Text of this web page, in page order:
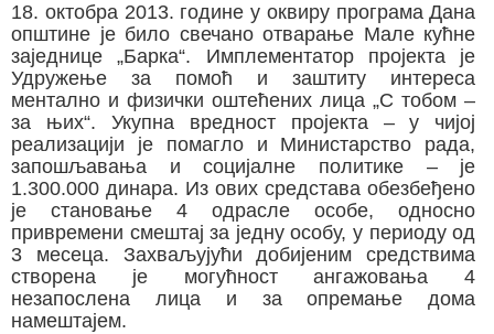
18. октобра 2013. године у оквиру програма Дана
општине је било свечано отварање Мале кућне
заједнице „Барка“. Имплементатор пројекта је
Удружење за помоћ и заштиту интереса
ментално и физички оштећених лица „С тобом –
за њих“. Укупна вредност пројекта – у чијој
реализацији је помагло и Министарство рада,
запошљавања и социјалне политике – је
1.300.000 динара. Из ових средстава обезбеђено
је становање 4 одрасле особе, односно
привремени смештај за једну особу, у периоду од
3 месеца. Захваљујући добијеним средствима
створена је могућност ангажовања 4
незапослена лица и за опремање дома
намештајем.